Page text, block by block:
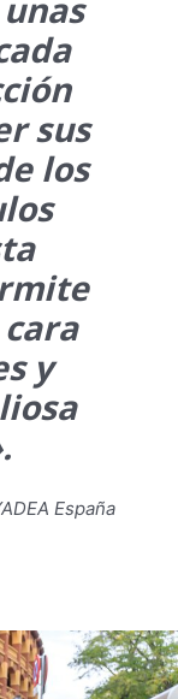
sus
los
y
España